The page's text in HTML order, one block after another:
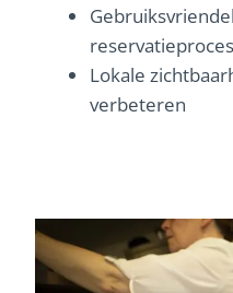
Lokale
verbeteren